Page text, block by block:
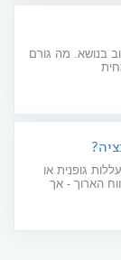
בנושא. מה גורם
גופנית או
הארוך - אך